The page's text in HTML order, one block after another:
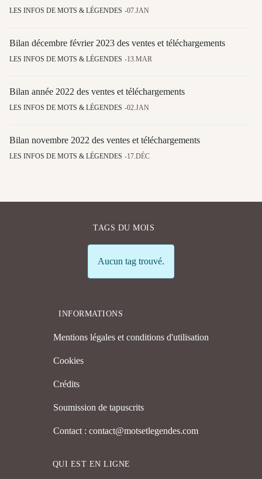
LES INFOS DE MOTS & LÉGENDES 07.JAN
Bilan décembre février 2023 des ventes et téléchargements
LES INFOS DE MOTS & LÉGENDES 13.MAR
Bilan année 2022 des ventes et téléchargements
LES INFOS DE MOTS & LÉGENDES 02.JAN
Bilan novembre 2022 des ventes et téléchargements
LES INFOS DE MOTS & LÉGENDES 17.DÉC
TAGS DU MOIS
Info
Aucun tag trouvé.
INFORMATIONS
Mentions légales et conditions d'utilisation
Cookies
Crédits
Soumission de tapuscrits
Contact : contact@motsetlegendes.com
QUI EST EN LIGNE